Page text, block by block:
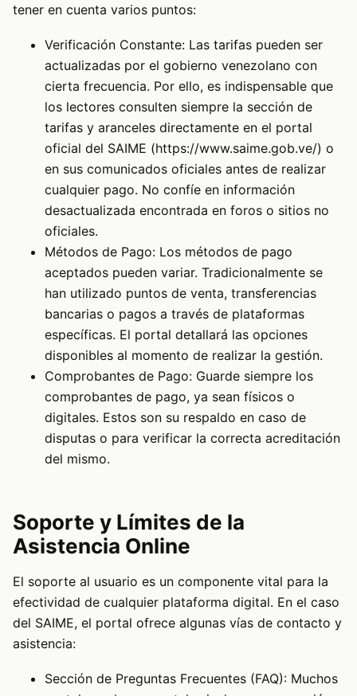
tener en cuenta varios puntos:
Verificación Constante: Las tarifas pueden ser
actualizadas por el gobierno venezolano con
cierta frecuencia. Por ello, es indispensable que
los lectores consulten siempre la sección de
tarifas y aranceles directamente en el portal
oficial del SAIME (https://www.saime.gob.ve/) o
en sus comunicados oficiales antes de realizar
cualquier pago. No confíe en información
desactualizada encontrada en foros o sitios no
oficiales.
Métodos de Pago: Los métodos de pago
aceptados pueden variar. Tradicionalmente se
han utilizado puntos de venta, transferencias
bancarias o pagos a través de plataformas
específicas. El portal detallará las opciones
disponibles al momento de realizar la gestión.
Comprobantes de Pago: Guarde siempre los
comprobantes de pago, ya sean físicos o
digitales. Estos son su respaldo en caso de
disputas o para verificar la correcta acreditación
del mismo.
Soporte y Límites de la
Asistencia Online
El soporte al usuario es un componente vital para la
efectividad de cualquier plataforma digital. En el caso
del SAIME, el portal ofrece algunas vías de contacto y
asistencia:
Sección de Preguntas Frecuentes (FAQ): Muchos